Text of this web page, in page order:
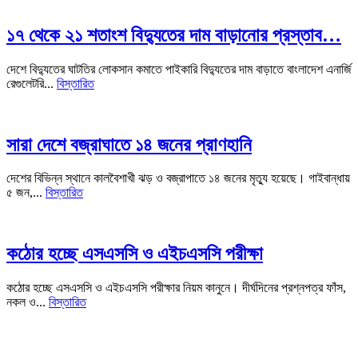
১৭ থেকে ২১ শতাংশ বিদ্যুতের দাম বাড়ানোর প্রস্তাব…
দেশে বিদ্যুতের ঘাটতির লোকসান কমাতে পাইকারি বিদ্যুতের দাম বাড়াতে বাংলাদেশ এনার্জি
রেগুলেটরি... বিস্তারিত
সারা দেশে বজ্রাঘাতে ১৪ জনের প্রাণহানি
দেশের বিভিন্ন স্থানে কালবৈশাখী ঝড় ও বজ্রাপাতে ১৪ জনের মৃত্যু হয়েছে। গাইবান্ধায়
৫ জন,... বিস্তারিত
কঠোর হচ্ছে এসএসসি ও এইচএসসি পরীক্ষা
কঠোর হচ্ছে এসএসসি ও এইচএসসি পরীক্ষার নিয়ম কানুনে। দীর্ঘদিনের প্রশ্নপত্র ফাঁস,
নকল ও... বিস্তারিত